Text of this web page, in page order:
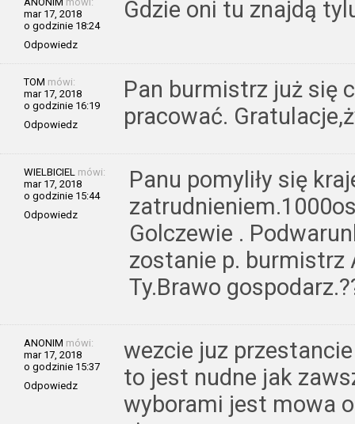
mar 17, 2018
o godzinie 18:24
Odpowiedz
Gdzie oni tu znajdą
TOM mówi:
mar 17, 2018
o godzinie 16:19
Odpowiedz
Pan burmistrz już się
pracować.
WIELBICIEL mówi:
mar 17, 2018
o godzinie 15:44
Odpowiedz
Panu pomyliły się
Golczewie .
zostanie p. burmistrz
Ty.Brawo
ANONIM mówi:
mar 17, 2018
o godzinie 15:37
Odpowiedz
wezcie juz
to jest nudne jak
wyborami jest mowa